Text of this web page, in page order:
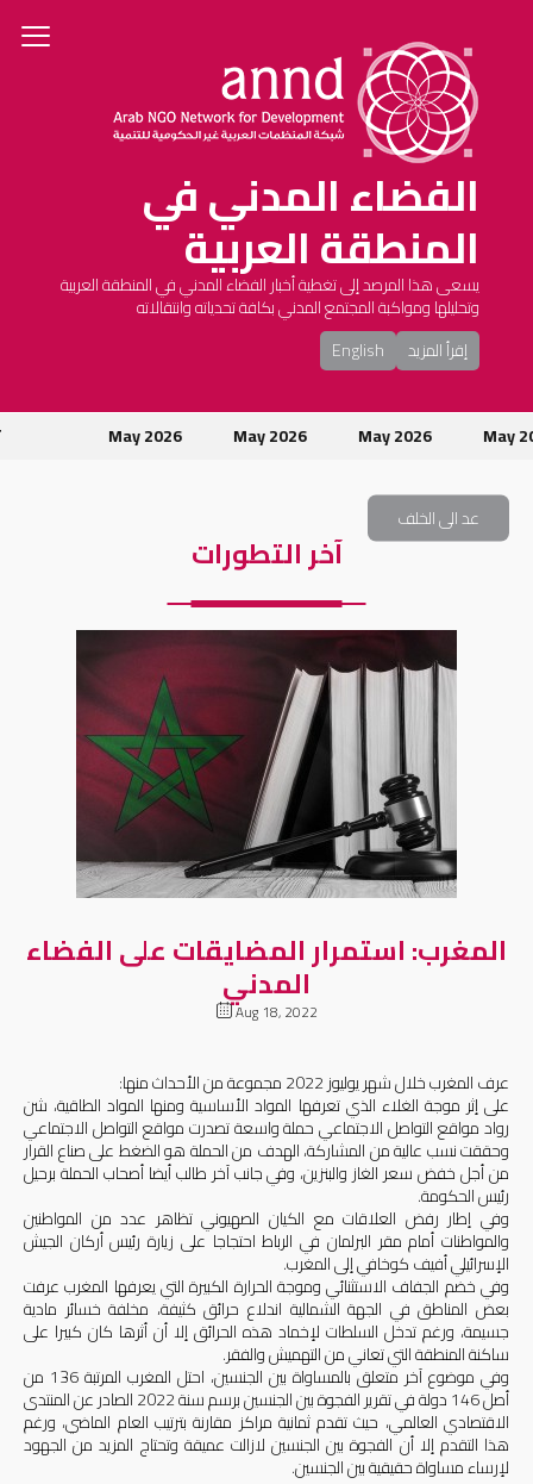
الفضاء المدني في
المنطقة العربية
يسعى هذا المرصد إلى تغطية أخبار الفضاء المدني في المنطقة العربية
وتحليلها ومواكبة المجتمع المدني بكافة تحدياته وانتقالاته
إقرأ المزيد
English
May 2026 May 2026 May 2026 May
آخر التطورات
عد الى الخلف
المغرب: استمرار المضايقات على الفضاء
المدني
Aug 18, 2022
عرف المغرب خلال شهر يوليوز2022مجموعة من الأحداث منها:
على إثر موجة الغلاء الذي تعرفها المواد الأساسية ومنها المواد الطاقية، شن
رواد مواقع التواصل الاجتماعي حملة واسعة تصدرت مواقع التواصل الاجتماعي
وحققت نسب عالية من المشاركة، الهدف من الحملة هو الضغط على صناع القرار
من أجل خفض سعر الغاز والبنزين، وفي جانب آخر طالب أيضا أصحاب الحملة برحيل
رئيس الحكومة.
وفي إطار رفض العلاقات مع الكيان الصهيونيتظاهر عدد من المواطنين
والمواطنات أمام مقر البرلمان في الرباط احتجاجا على زيارة رئيس أركان الجيش
الإسرائيلي أفيف كوخافي إلى المغرب.
وفي خضم الجفاف الاستثنائي وموجة الحرارة الكبيرة التي يعرفها المغرب عرفت
بعض المناطق في الجهة الشمالية اندلاع حرائق كثيفة، مخلفة خسائر مادية
جسيمة، ورغم تدخل السلطات لإخماد هذه الحرائق إلا أن أثرها كان كبيرا على
ساكنة المنطقة التي تعاني من التهميش والفقر.
وفي موضوع آخر متعلق بالمساواة بين الجنسين، احتل المغرب المرتبة 136 من
أصل 146 دولة في تقرير الفجوة بين الجنسين برسم سنة 2022 الصادر عن المنتدى
الاقتصادي العالمي، حيث تقدم ثمانية مراكز مقارنة بترتيب العام الماضي، ورغم
هذا التقدم إلا أن الفجوة بين الجنسين لازالت عميقة وتحتاج المزيد من الجهود
لإرساء مساواة حقيقية بين الجنسين.